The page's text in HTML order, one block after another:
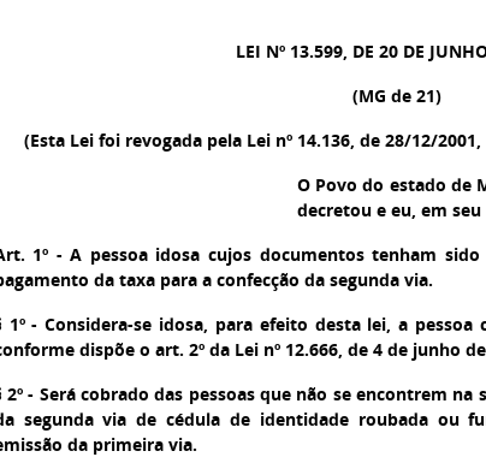
LEI Nº 13.599, DE 20 DE
(MG de 21)
(Esta Lei foi revogada pela Lei nº 14.136, de 28/12/
O Povo do estado de
decretou e eu, em
1º - A pessoa idosa cujos documentos tenham
da taxa para a confecção da segunda via.
1º - Considera-se idosa, para efeito desta lei, a
dispõe o art. 2º da Lei nº 12.666, de 4 de junho
2º - Será cobrado das pessoas que não se encontrem
segunda via de cédula de identidade roubada ou
da primeira via.